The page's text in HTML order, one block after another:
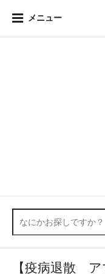
メニュー
【疫病退散